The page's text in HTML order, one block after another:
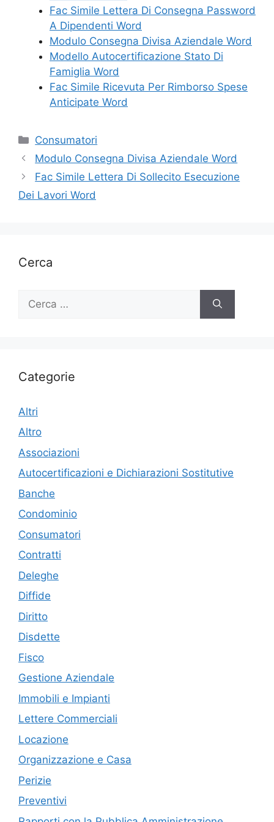
Fac Simile Lettera Di Consegna Password
A Dipendenti Word
Modulo Consegna Divisa Aziendale Word
Modello Autocertificazione Stato Di
Famiglia Word
Fac Simile Ricevuta Per Rimborso Spese
Anticipate Word
Categorie
Consumatori
Modulo Consegna Divisa Aziendale Word
Fac Simile Lettera Di Sollecito Esecuzione
Dei Lavori Word
Cerca
per:
Categorie
Altri
Altro
Associazioni
Autocertificazioni e Dichiarazioni Sostitutive
Banche
Condominio
Consumatori
Contratti
Deleghe
Diffide
Diritto
Disdette
Fisco
Gestione Aziendale
Immobili e Impianti
Lettere Commerciali
Locazione
Organizzazione e Casa
Perizie
Preventivi